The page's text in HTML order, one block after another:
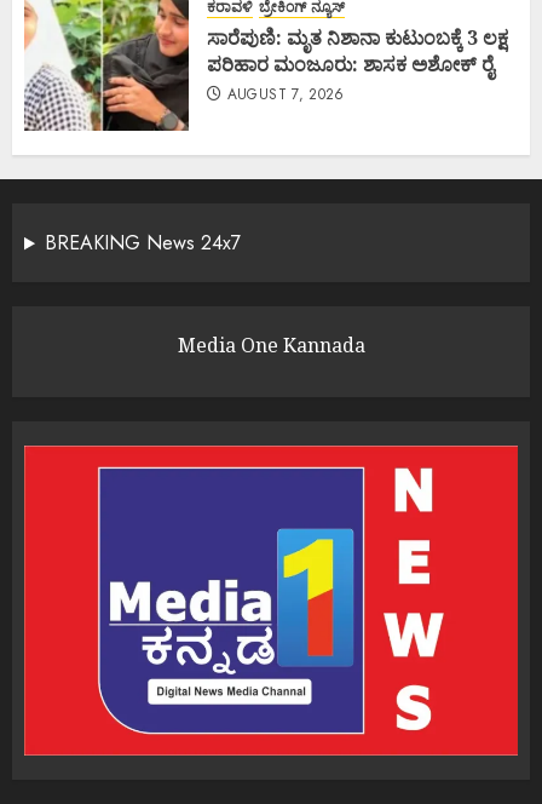
ಕರಾವಳಿ ಬ್ರೇಕಿಂಗ್ ನ್ಯೂಸ್
ಸಾರೆಪುಣಿ: ಮೃತ ನಿಶಾನಾ ಕುಟುಂಬಕ್ಕೆ 3 ಲಕ್ಷ
ಪರಿಹಾರ ಮಂಜೂರು: ಶಾಸಕ ಅಶೋಕ್ ರೈ
AUGUST 7, 2026
BREAKING News 24x7
Media One Kannada